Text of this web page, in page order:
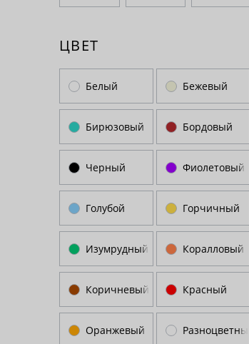
ЦВЕТ
Белый Бежевый
Бирюзовый Бордовый
Черный Фиолетовый
Голубой Горчичный
Изумрудный Коралловый
Коричневый Красный
Оранжевый Разноцветный